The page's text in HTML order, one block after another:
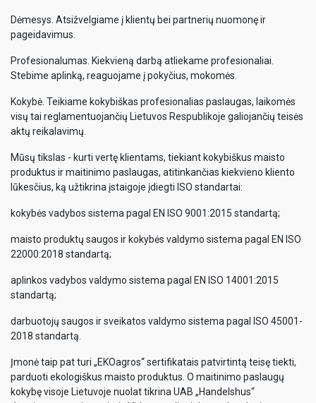
Dėmesys. Atsižvelgiame į klientų bei partnerių nuomonę ir
pageidavimus.
Profesionalumas. Kiekvieną darbą atliekame profesionaliai.
Stebime aplinką, reaguojame į pokyčius, mokomės.
Kokybė. Teikiame kokybiškas profesionalias paslaugas, laikomės
visų tai reglamentuojančių Lietuvos Respublikoje galiojančių teisės
aktų reikalavimų.
Mūsų tikslas - kurti vertę klientams, tiekiant kokybiškus maisto
produktus ir maitinimo paslaugas, atitinkančias kiekvieno kliento
lūkesčius, ką užtikrina įstaigoje įdiegti ISO standartai:
kokybės vadybos sistema pagal EN ISO 9001:2015 standartą;
maisto produktų saugos ir kokybės valdymo sistema pagal EN ISO
22000:2018 standartą;
aplinkos vadybos valdymo sistema pagal EN ISO 14001:2015
standartą;
darbuotojų saugos ir sveikatos valdymo sistema pagal ISO 45001-
2018 standartą.
Įmonė taip pat turi „EKOagros“ sertifikatais patvirtintą teisę tiekti,
parduoti ekologiškus maisto produktus. O maitinimo paslaugų
kokybę visoje Lietuvoje nuolat tikrina UAB „Handelshus“